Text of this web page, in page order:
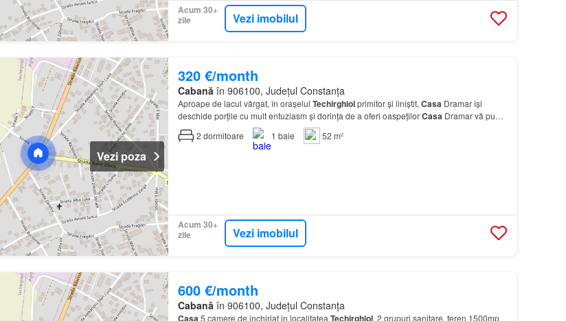
Acum 30+
zile
Vezi imobilul
Vezi poza
320 €/month
Cabană în 906100, Județul Constanța
Aproape de lacul vărgat, în orașelul Techirghiolprimitor și liniștit, Casa Dramar își
deschide porțile cu mult entuziasm și dorința de a oferi oaspețilorCasa Dramar vă pune
la dispoziție apartamente confortabile și moderne.…
2 dormitoare 1 baie 52 m²
Acum 30+
zile
Vezi imobilul
600 €/month
Cabană în 906100, Județul Constanța
Casa5 camere de inchiriat in localitatea Techirghiol, 2 grupuri sanitare, teren 1500mp,